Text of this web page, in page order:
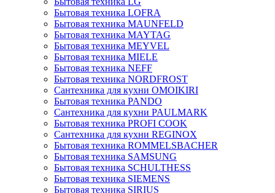
Бытовая техника LOFRA
Бытовая техника MAUNFELD
Бытовая техника MAYTAG
Бытовая техника MEYVEL
Бытовая техника MIELE
Бытовая техника NEFF
Бытовая техника NORDFROST
Сантехника для кухни OMOIKIRI
Бытовая техника PANDO
Сантехника для кухни PAULMARK
Бытовая техника PROFI COOK
Сантехника для кухни REGINOX
Бытовая техника ROMMELSBACHER
Бытовая техника SAMSUNG
Бытовая техника SCHULTHESS
Бытовая техника SIEMENS
Бытовая техника SIRIUS